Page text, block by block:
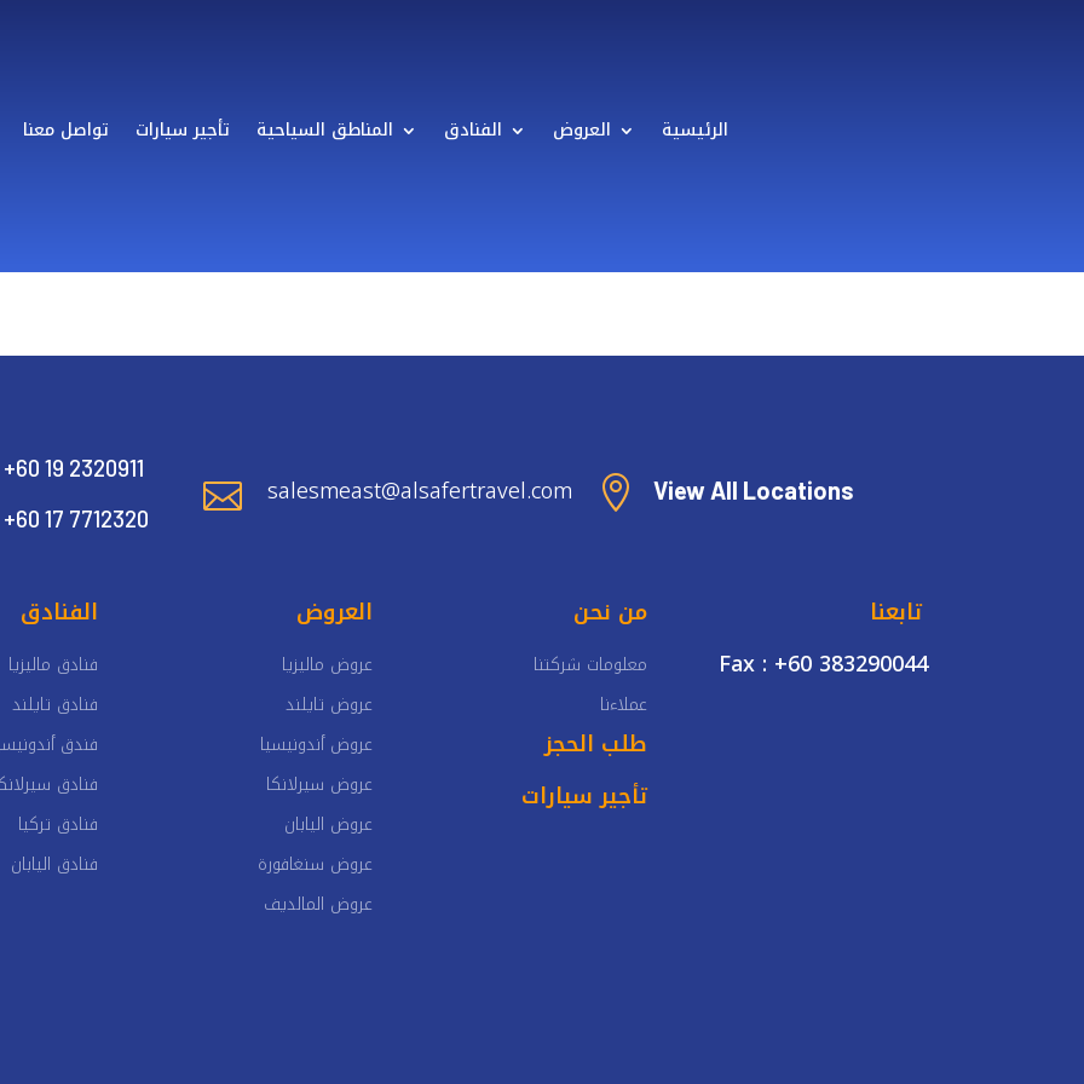
تواصل معنا تأجير سيارات المناطق السياحية الفنادق العروض الرئيسية
+60 19 2320911
+60 17 7712320
 salesmeast@alsafertravel.com  View All Locations
الفنادق
فنادق ماليزيا
فنادق تايلند
فندق
فنادق
فنادق تركيا
فنادق اليابان
العروض
عروض ماليزيا
عروض تايلند
عروض أندونيسيا
عروض سيرلانكا
عروض اليابان
عروض سنغافورة
عروض المالديف
من نحن
معلومات شركتنا
عملاءنا
طلب الحجز
تأجير سيارات
تابعنا
Fax : +60 383290044